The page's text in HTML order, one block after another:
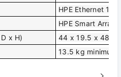
HPE Ethernet
HPE Smart Array
x H)
44 x 19.5 x
13.5 kg minimum